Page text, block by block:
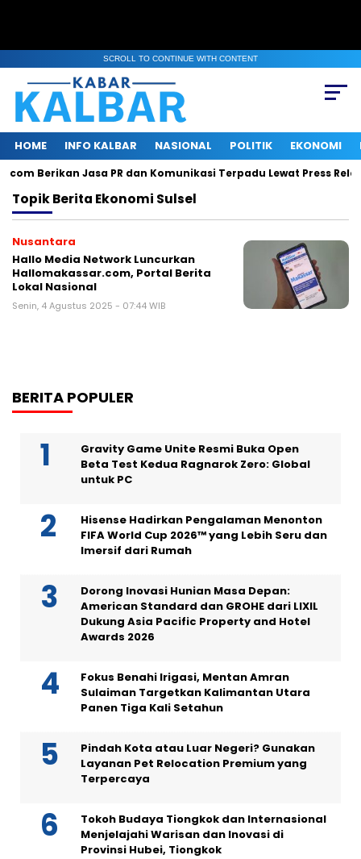
SCROLL TO CONTINUE WITH CONTENT
HOME INFO KALBAR NASIONAL POLITIK EKONOMI
Berikan Jasa PR dan Komunikasi Terpadu Lewat Press
TopikBerita Ekonomi Sulsel
Nusantara
Hallo Media Network Luncurkan
Hallomakassar.com, Portal Berita
Lokal Nasional
Senin, 4 Agustus 2025 - 07:44 WIB
BERITA POPULER
Gravity Game Unite Resmi Buka Open
Beta Test Kedua Ragnarok Zero: Global
untuk PC
Hisense Hadirkan Pengalaman Menonton
FIFA World Cup 2026™ yang Lebih Seru dan
Imersif dari Rumah
Dorong Inovasi Hunian Masa Depan:
American Standard dan GROHE dari LIXIL
Dukung Asia Pacific Property and Hotel
Awards 2026
Fokus Benahi Irigasi, Mentan Amran
Sulaiman Targetkan Kalimantan Utara
Panen Tiga Kali Setahun
Pindah Kota atau Luar Negeri? Gunakan
Layanan Pet Relocation Premium yang
Terpercaya
Tokoh Budaya Tiongkok dan Internasional
Menjelajahi Warisan dan Inovasi di
Provinsi Hubei, Tiongkok